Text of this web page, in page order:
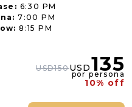
6:30 PM
7:00 PM
8:15 PM
USD150USD135
por persona
10% off